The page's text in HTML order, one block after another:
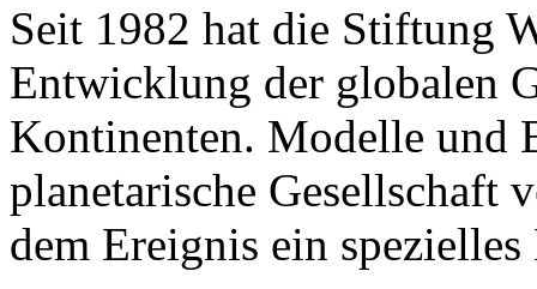
Seit 1982 hat die Stiftung
Entwicklung der globalen
Kontinenten. Modelle und
planetarische Gesellschaft
dem Ereignis ein